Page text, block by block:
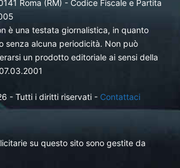
Roma (RM) - Codice Fiscale e Partita
è una testata giornalistica, in quanto
senza alcuna periodicità. Non può
un prodotto editoriale ai sensi della
- Tutti i diritti riservati - Contattaci
su questo sito sono gestite da